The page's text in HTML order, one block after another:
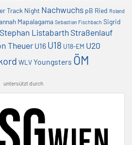
Track Night Nachwuchs pB Ried Roland
Mapalagama Sebastian Fischbach Sigrid
Stephan ListabarthStraßenlauf
Theuer U16 U18 U18-EM U20
WLVYoungsters ÖM
untersützt durch